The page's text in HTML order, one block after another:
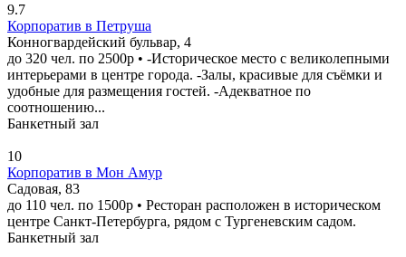
9.7
Корпоратив в Петруша
Конногвардейский бульвар, 4
до 320 чел. по 2500р • -Историческое место с великолепными
интерьерами в центре города. -Залы, красивые для съёмки и
удобные для размещения гостей. -Адекватное по
соотношению...
Банкетный зал
10
Корпоратив в Мон Амур
Садовая, 83
до 110 чел. по 1500р • Ресторан расположен в историческом
центре Санкт-Петербурга, рядом с Тургеневским садом.
Банкетный зал